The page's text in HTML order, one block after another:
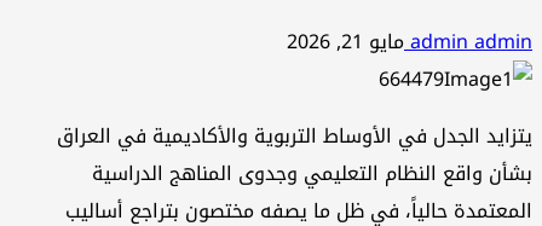
admin adminمايو 21, 2026
يتزايد الجدل في الأوساط التربوية والأكاديمية في العراق
بشأن واقع النظام التعليمي وجدوى المناهج الدراسية
المعتمدة حالياً، في ظل ما يصفه مختصون بتراجع أساليب